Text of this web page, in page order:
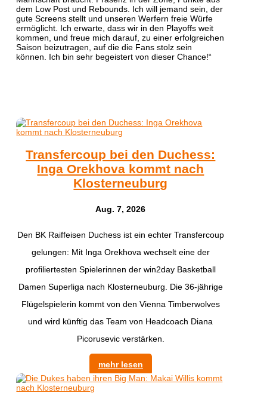
dem Low Post und Rebounds. Ich will jemand sein, der
gute Screens stellt und unseren Werfern freie Würfe
ermöglicht. Ich erwarte, dass wir in den Playoffs weit
kommen, und freue mich darauf, zu einer erfolgreichen
Saison beizutragen, auf die die Fans stolz sein
können. Ich bin sehr begeistert von dieser Chance!“
Transfercoup bei den Duchess:
Inga Orekhova kommt nach
Klosterneuburg
Aug. 7, 2026
Den BK Raiffeisen Duchess ist ein echter Transfercoup
gelungen: Mit Inga Orekhova wechselt eine der
profiliertesten Spielerinnen der win2day Basketball
Damen Superliga nach Klosterneuburg. Die 36-jährige
Flügelspielerin kommt von den Vienna Timberwolves
und wird künftig das Team von Headcoach Diana
Picorusevic verstärken.
mehr lesen